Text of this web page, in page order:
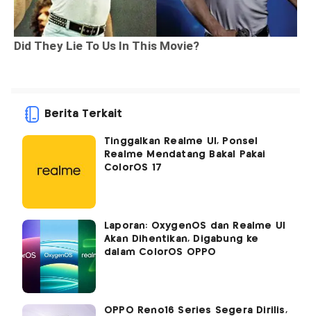
Berita Terkait
Tinggalkan Realme UI, Ponsel
Realme Mendatang Bakal Pakai
ColorOS 17
Laporan: OxygenOS dan Realme UI
Akan Dihentikan, Digabung ke
dalam ColorOS OPPO
OPPO Reno16 Series Segera Dirilis,